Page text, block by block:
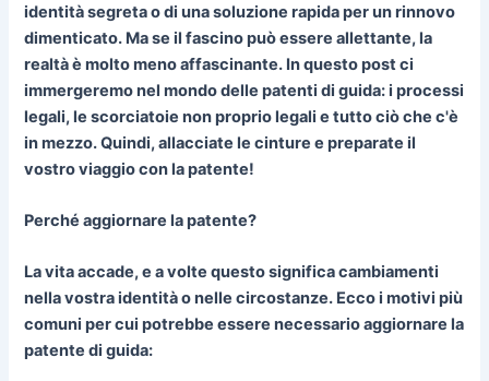
identità segreta o di una soluzione rapida per un rinnovo
dimenticato. Ma se il fascino può essere allettante, la
realtà è molto meno affascinante. In questo post ci
immergeremo nel mondo delle patenti di guida: i processi
legali, le scorciatoie non proprio legali e tutto ciò che c'è
in mezzo. Quindi, allacciate le cinture e preparate il
vostro viaggio con la patente!
Perché aggiornare la patente?
La vita accade, e a volte questo significa cambiamenti
nella vostra identità o nelle circostanze. Ecco i motivi più
comuni per cui potrebbe essere necessario aggiornare la
patente di guida: